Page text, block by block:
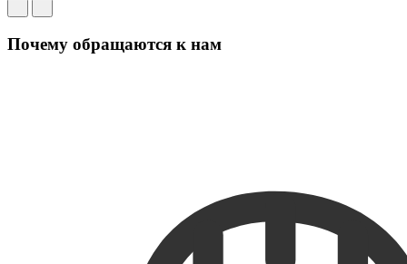
Почему обращаются к нам